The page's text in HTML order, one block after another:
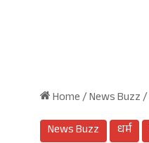
Home/News Buzz/
News Buzz
धर्म